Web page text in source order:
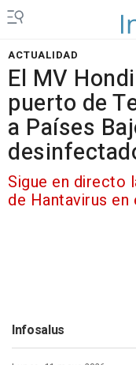
ACTUALIDAD
El MV
puerto de
a Países
Sigue en directo
de Hantavirus
Infosalus